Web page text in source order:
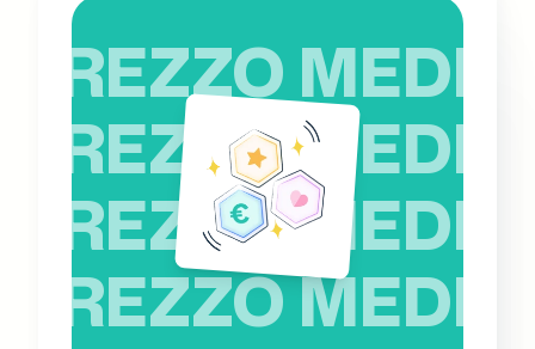
PREZZO MEDIO
PREZZO MEDIO
PREZZO MEDIO
PREZZO MEDIO